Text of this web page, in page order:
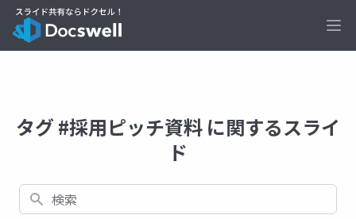
タグ #採用ピッチ資料 に関するスライ
ド
検索